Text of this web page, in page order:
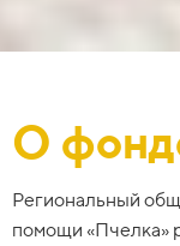
О
Региональный
помощи «Пчелка»